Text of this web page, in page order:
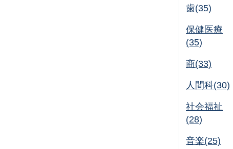
歯(35)
保健医療
(35)
商(33)
人間科(30)
社会福祉
(28)
音楽(25)